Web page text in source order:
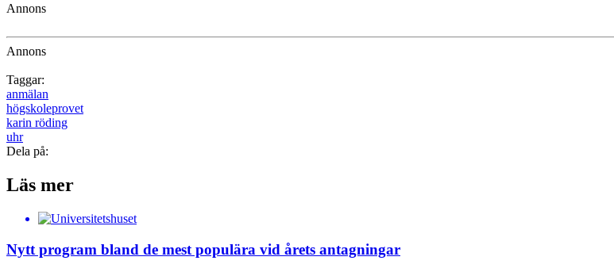
Annons
Annons
Taggar:
anmälan
högskoleprovet
karin röding
uhr
Dela på:
Läs mer
Nytt program bland de mest populära vid årets antagningar